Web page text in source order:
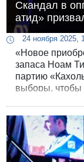
Скандал в
атид»
24 ноября 2025,
«Новое
запаса Ноам
партию
выборы, чтобы